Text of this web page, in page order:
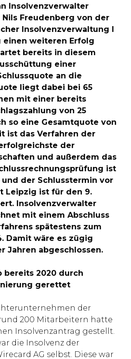
Insolvenzverwalter
Nils Freudenberg von der
Insolvenzverwaltung I
einen weiteren Erfolg
bereits in diesem
einer
an die
liegt dabei bei 65
mit einer bereits
von 25
so eine Gesamtquote von
ist das Verfahren der
der
und außerdem das
ist
der Schlusstermin vor
Leipzig ist für den 9.
Insolvenzverwalter
mit einem Abschluss
spätestens zum
Damit wäre es zügig
Jahren abgeschlossen.
bereits 2020 durch
gerettet
der
200 Mitarbeitern hatte
Insolvenzantrag gestellt.
die Insolvenz der
AG selbst. Diese war